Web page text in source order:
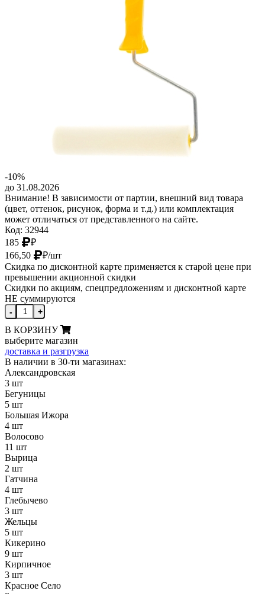
-10%
до 31.08.2026
Внимание! В зависимости от партии, внешний вид товара
(цвет, оттенок, рисунок, форма и т.д.) или комплектация
может отличаться от представленного на сайте.
Код: 32944
185
₽
166,50
₽/шт
Скидка по дисконтной карте применяется к старой цене при
превышении акционной скидки
Скидки по акциям, спецпредложениям и дисконтной карте
НЕ суммируются
- +
В КОРЗИНУ
выберите магазин
доставка и разгрузка
В наличии в 30-ти магазинах:
Александровская
3 шт
Бегуницы
5 шт
Большая Ижора
4 шт
Волосово
11 шт
Вырица
2 шт
Гатчина
4 шт
Глебычево
3 шт
Жельцы
5 шт
Кикерино
9 шт
Кирпичное
3 шт
Красное Село